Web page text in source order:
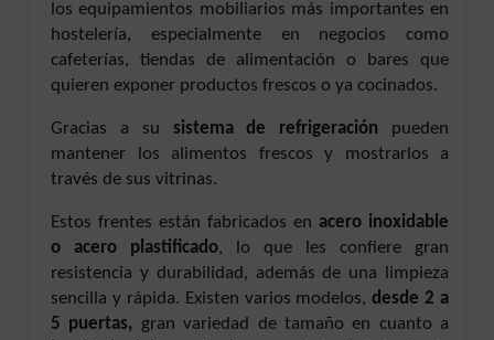
los equipamientos mobiliarios más importantes en
hostelería, especialmente en negocios como
cafeterías, tiendas de alimentación o bares que
quieren exponer productos frescos o ya cocinados.
Gracias a su sistema de refrigeración pueden
mantener los alimentos frescos y mostrarlos a
través de sus vitrinas.
Estos frentes están fabricados en acero inoxidable
o acero plastificado, lo que les confiere gran
resistencia y durabilidad, además de una limpieza
sencilla y rápida. Existen varios modelos,desde 2 a
5 puertas, gran variedad de tamaño en cuanto a